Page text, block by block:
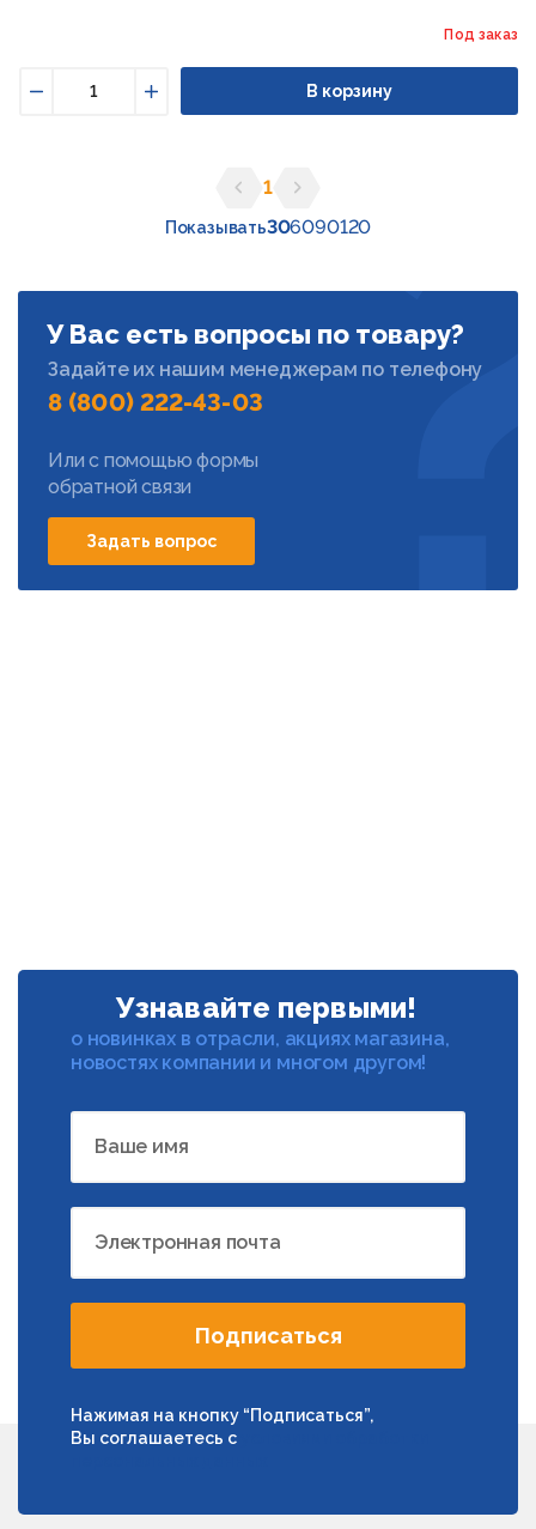
Под заказ
Увеличить
В корзину
Предыдущая страница
1
Следующая страница
Показывать306090120
У Вас есть вопросы по товару?
Задайте их нашим менеджерам по телефону
8 (800) 222-43-03
Или с помощью формы
обратной связи
Задать вопрос
Узнавайте первыми!
о новинках в отрасли, акциях магазина,
новостях компании и многом другом!
Ваше имя
Электронная почта
Подписаться
Нажимая на кнопку “Подписаться”,
Вы соглашаетесь с